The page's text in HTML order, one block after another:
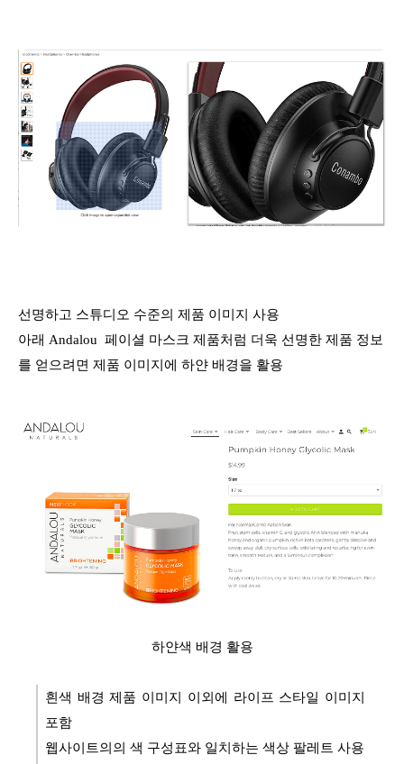
선명하고 스튜디오 수준의 제품 이미지 사용
아래 Andalou 페이셜 마스크 제품처럼 더욱 선명한 제품 정보
를 얻으려면 제품 이미지에 하얀 배경을 활용
하얀색 배경 활용
흰색 배경 제품 이미지 이외에 라이프 스타일 이미지
포함
웹사이트의의 색 구성표와 일치하는 색상 팔레트 사용